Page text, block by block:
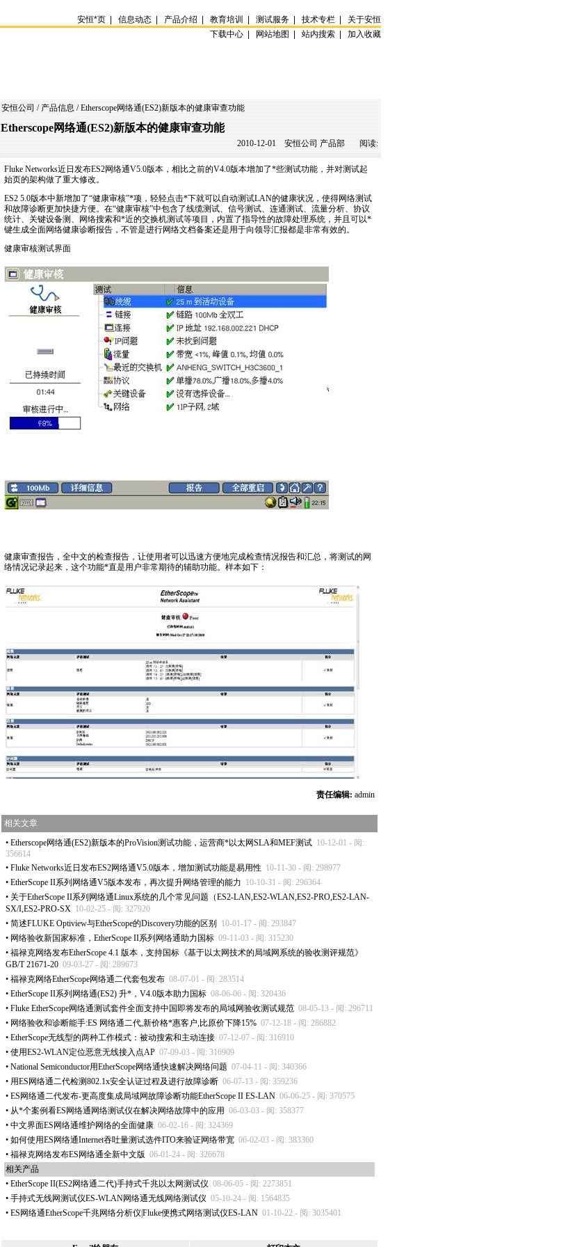
安恒*页 信息动态 产品介绍 教育培训 测试服务 技术专栏
关于安恒
下载中心 |
网站地图 站内搜索 加入收藏
安恒公司 / 产品信息 / Etherscope网络通(ES2)新版本的健康审查功能
Etherscope网络通(ES2)新版本的健康审查功能
2010-12-01 安恒公司 产品部 阅读:
Fluke Networks近日发布ES2网络通V5.0版本，相比之前的V4.0版本增加了*些测试功能，并对测试起
始页的架构做了重大修改。
ES2 5.0版本中新增加了“健康审核”*项，轻轻点击*下就可以自动测试LAN的健康状况，使得网络测试
和故障诊断更加快捷方便。在“健康审核”中包含了线缆测试、信号测试、连通测试、流量分析、协议
统计、关键设备测、网络搜索和*近的交换机测试等项目，内置了指导性的故障处理系统，并且可以*
键生成全面网络健康诊断报告，不管是进行网络文档备案还是用于向领导汇报都是非常有效的。
健康审核测试界面
健康审查报告，全中文的检查报告，让使用者可以迅速方便地完成检查情况报告和汇总，将测试的网
络情况记录起来，这个功能*直是用户非常期待的辅助功能。样本如下：
责任编辑: admin
相关文章
• Etherscope网络通(ES2)新版本的ProVision测试功能，运营商*以太网SLA和MEF测试 10-12-01 - 阅:
356614
• Fluke Networks近日发布ES2网络通V5.0版本，增加测试功能是易用性 10-11-30 - 阅: 298977
• EtherScope II系列网络通V5版本发布，再次提升网络管理的能力 10-10-31 - 阅: 296364
• 关于EtherScope II系列网络通Linux系统的几个常见问题（ES2-LAN,ES2-WLAN,ES2-PRO,ES2-LAN-
SX/I,ES2-PRO-SX 10-02-25 - 阅: 327920
• 简述FLUKE Optiview与EtherScope的Discovery功能的区别
10-01-17 - 阅: 293847
• 网络验收新国家标准，EtherScope II系列网络通助力国标 09-11-03 - 阅: 315230
• 福禄克网络发布EtherScope 4.1 版本，支持国标《基于以太网技术的局域网系统的验收测评规范》
GB/T 21671-20 09-03-27 - 阅: 289673
• 福禄克网络EtherScope网络通二代套包发布 08-07-01 - 阅: 283514
• EtherScope II系列网络通(ES2) 升* ，V4.0版本助力国标 08-06-06 - 阅: 320436
• Fluke EtherScope网络通测试套件全面支持中国即将发布的局域网验收测试规范 08-05-13 - 阅: 296711
• 网络验收和诊断能手:ES 网络通二代,新价格*惠客户,比原价下降15% 07-12-18 - 阅: 286882
• EtherScope无线型的两种工作模式：被动搜索和主动连接 07-12-07 - 阅: 316910
• 使用ES2-WLAN定位恶意无线接入点AP 07-09-03 - 阅: 316909
• National Semiconductor用EtherScope网络通快速解决网络问题 07-04-11 - 阅: 340366
• 用ES网络通二代检测802.1x安全认证过程及进行故障诊断 06-07-13 - 阅: 359236
• ES网络通二代发布-更高度集成局域网故障诊断功能EtherScope II ES-LAN 06-06-25 - 阅: 370575
• 从*个案例看ES网络通网络测试仪在解决网络故障中的应用 06-03-03 - 阅: 358377
• 中文界面ES网络通维护网络的全面健康 06-02-16 - 阅: 324369
• 如何使用ES网络通Internet吞吐量测试选件ITO来验证网络带宽 06-02-03 - 阅: 383360
• 福禄克网络发布ES网络通全新中文版 06-01-24 - 阅: 326678
相关产品
• EtherScope II(ES2网络通二代)手持式千兆以太网测试仪 08-06-05 - 阅: 2273851
• 手持式无线网测试仪ES-WLAN网络通无线网络测试仪 05-10-24 - 阅: 1564835
• ES网络通EtherScope千兆网络分析仪|Fluke便携式网络测试仪ES-LAN 01-10-22 - 阅: 3035401